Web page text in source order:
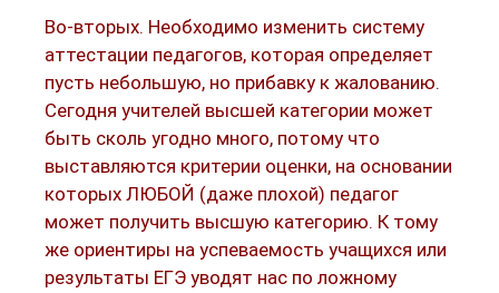
Во-вторых. Необходимо изменить систему
аттестации педагогов, которая определяет
пусть небольшую, но прибавку к жалованию.
Сегодня учителей высшей категории может
быть сколь угодно много, потому что
выставляются критерии оценки, на основании
которых ЛЮБОЙ (даже плохой) педагог
может получить высшую категорию. К тому
же ориентиры на успеваемость учащихся или
результаты ЕГЭ уводят нас по ложному